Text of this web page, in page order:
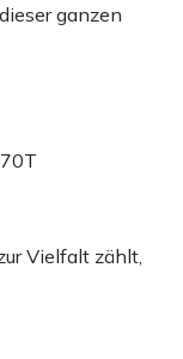
ganzen
70T
Vielfalt zählt,